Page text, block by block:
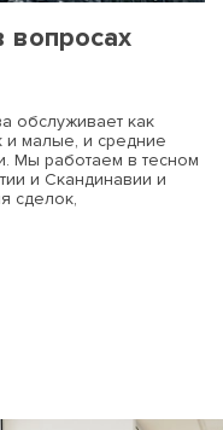
обслуживает как
и малые, и средние
Мы работаем в тесном
и Скандинавии и
сделок,